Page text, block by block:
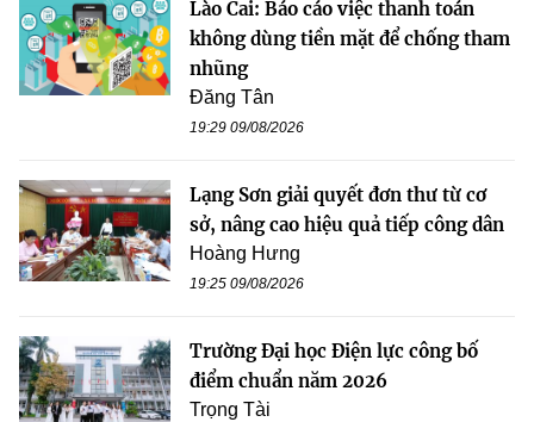
Lào Cai: Báo cáo việc thanh toán
không dùng tiền mặt để chống tham
nhũng
Đăng Tân
19:29 09/08/2026
Lạng Sơn giải quyết đơn thư từ cơ
sở, nâng cao hiệu quả tiếp công dân
Hoàng Hưng
19:25 09/08/2026
Trường Đại học Điện lực công bố
điểm chuẩn năm 2026
Trọng Tài